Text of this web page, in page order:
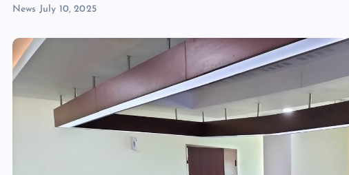
News July 10, 2025